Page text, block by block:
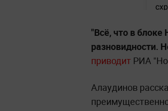
"Всё, что в блоке
разновидности.
приводит РИА
Алаудинов